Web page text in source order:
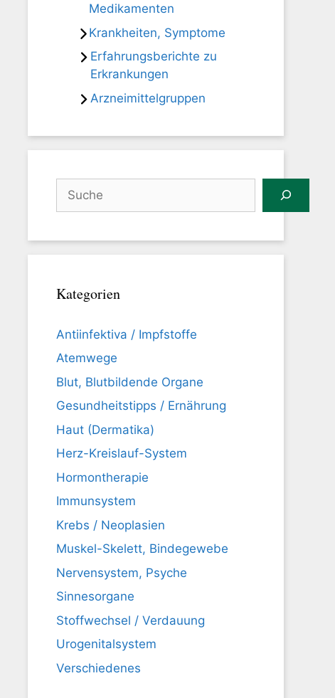
Medikamenten
Krankheiten, Symptome
Erfahrungsberichte zu
Erkrankungen
Arzneimittelgruppen
Kategorien
Antiinfektiva / Impfstoffe
Atemwege
Blut, Blutbildende Organe
Gesundheitstipps / Ernährung
Haut (Dermatika)
Herz-Kreislauf-System
Hormontherapie
Immunsystem
Krebs / Neoplasien
Muskel-Skelett, Bindegewebe
Nervensystem, Psyche
Sinnesorgane
Stoffwechsel / Verdauung
Urogenitalsystem
Verschiedenes